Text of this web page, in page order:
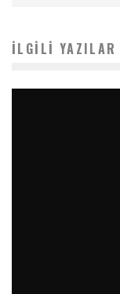
İLGILI YAZILAR